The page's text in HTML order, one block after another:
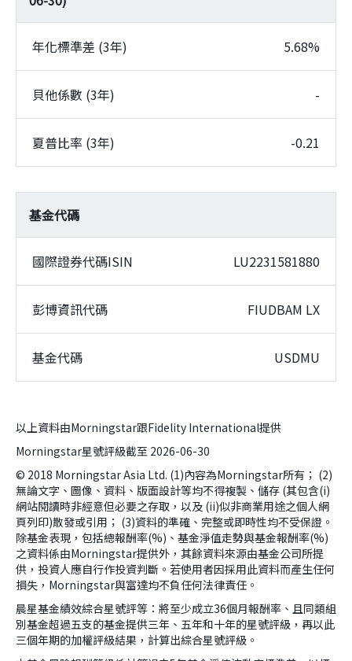
年化標準差 (3年) 5.68%
貝他係數 (3年) -
夏普比率 (3年) -0.21
基金代碼
國際證券代碼ISIN LU2231581880
彭博資訊代碼 FIUDBAM LX
基金代碼 USDMU
以上資料由Morningstar跟Fidelity International提供
Morningstar星號評級截至 2026-06-30
© 2018 Morningstar Asia Ltd. (1)內容為Morningstar所有； (2)
無論文字、圖像、資料、版面設計等均不得複製、儲存 (其包含(i)
網站閱讀時非經意但必要之存取，以及 (ii)似非商業用途之個人網
頁列印)散發或引用； (3)資料的準確、完整或即時性均不受保證。
除基金表現，包括總報酬率(%)、基金淨值走勢與基金報酬率(%)
之資料係由Morningstar提供外，其餘資料來源由基金公司所提
供，投資人應自行作投資判斷。若使用者因採用此資料而產生任何
損失，Morningstar與富達均不負任何法律責任。
晨星基金績效綜合星號評等：將至少成立36個月報酬率、且同類組
別基金超過五支的基金提供三年、五年和十年的星號評級，再以此
三個年期的加權評級結果，計算出綜合星號評級。